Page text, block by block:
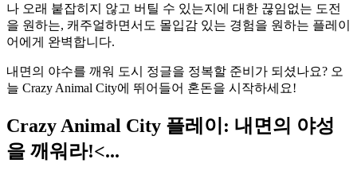
나 오래 붙잡히지 않고 버틸 수 있는지에 대한 끊임없는 도전
을 원하는, 캐주얼하면서도 몰입감 있는 경험을 원하는 플레이
어에게 완벽합니다.
내면의 야수를 깨워 도시 정글을 정복할 준비가 되셨나요? 오
늘 Crazy Animal City에 뛰어들어 혼돈을 시작하세요!
Crazy Animal City 플레이: 내면의 야성
을 깨워라!<...